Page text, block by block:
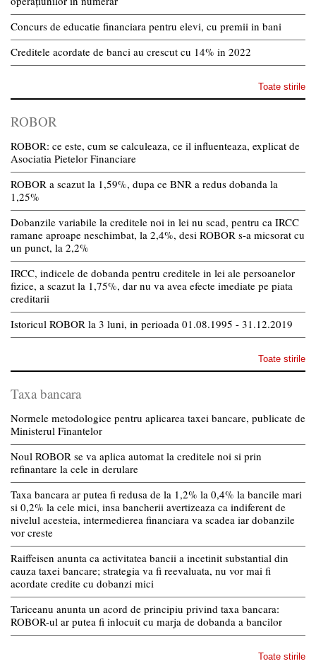
Concurs de educatie financiara pentru elevi, cu premii in bani
Creditele acordate de banci au crescut cu 14% in 2022
Toate stirile
ROBOR
ROBOR: ce este, cum se calculeaza, ce il influenteaza, explicat de
Asociatia Pietelor Financiare
ROBOR a scazut la 1,59%, dupa ce BNR a redus dobanda la
1,25%
Dobanzile variabile la creditele noi in lei nu scad, pentru ca IRCC
ramane aproape neschimbat, la 2,4%, desi ROBOR s-a micsorat cu
un punct, la 2,2%
IRCC, indicele de dobanda pentru creditele in lei ale persoanelor
fizice, a scazut la 1,75%, dar nu va avea efecte imediate pe piata
creditarii
Istoricul ROBOR la 3 luni, in perioada 01.08.1995 - 31.12.2019
Toate stirile
Taxa bancara
Normele metodologice pentru aplicarea taxei bancare, publicate de
Ministerul Finantelor
Noul ROBOR se va aplica automat la creditele noi si prin
refinantare la cele in derulare
Taxa bancara ar putea fi redusa de la 1,2% la 0,4% la bancile mari
si 0,2% la cele mici, insa bancherii avertizeaza ca indiferent de
nivelul acesteia, intermedierea financiara va scadea iar dobanzile
vor creste
Raiffeisen anunta ca activitatea bancii a incetinit substantial din
cauza taxei bancare; strategia va fi reevaluata, nu vor mai fi
acordate credite cu dobanzi mici
Tariceanu anunta un acord de principiu privind taxa bancara:
ROBOR-ul ar putea fi inlocuit cu marja de dobanda a bancilor
Toate stirile